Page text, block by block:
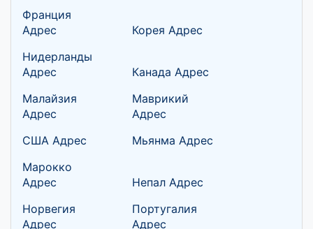
Франция
Адрес
Корея Адрес
Нидерланды
Адрес
Канада Адрес
Малайзия
Адрес
Маврикий
Адрес
США Адрес
Мьянма Адрес
Марокко
Адрес
Непал Адрес
Норвегия
Адрес
Португалия
Адрес